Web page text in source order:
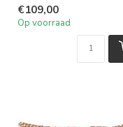
€109,00
Op voorraad